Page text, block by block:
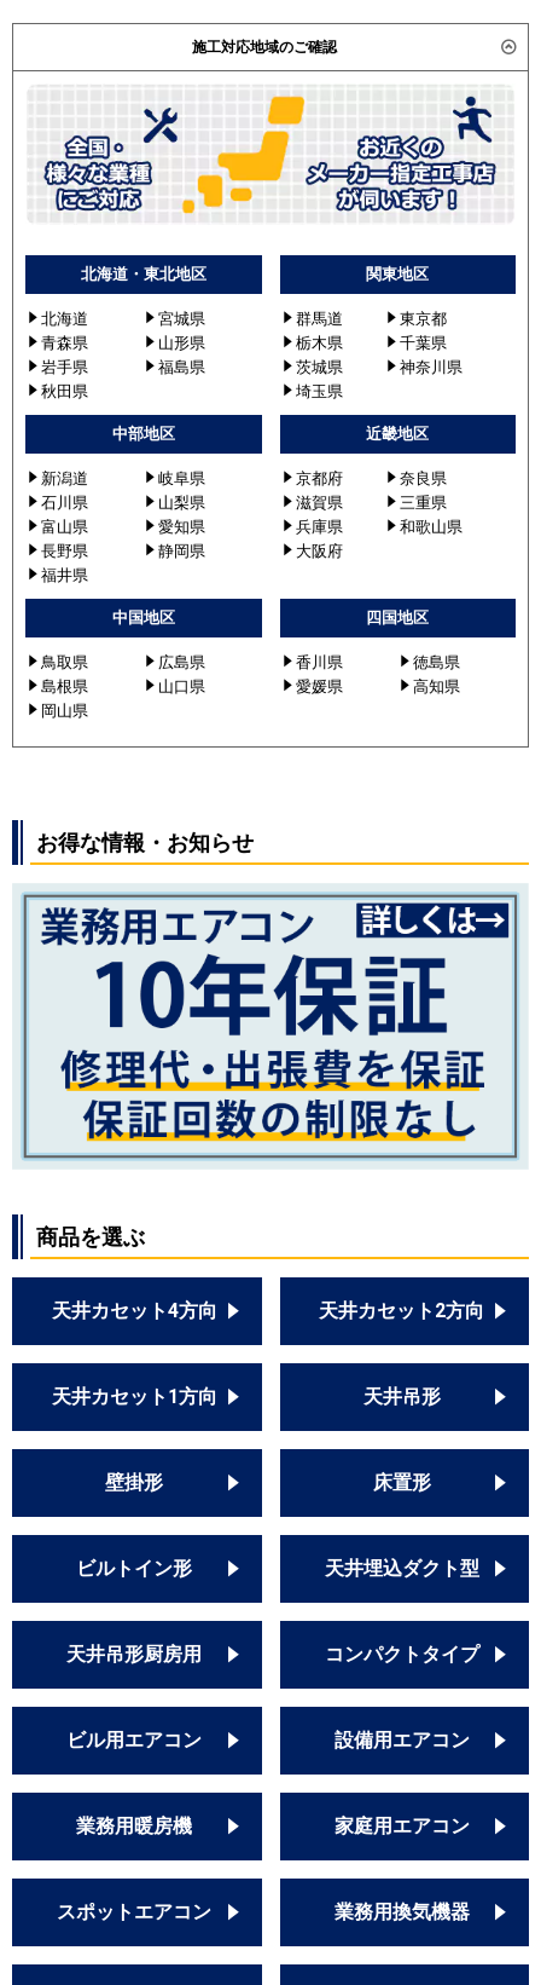
施工対応地域のご確認
北海道・東北地区
北海道
宮城県
青森県
山形県
岩手県
福島県
秋田県
関東地区
群馬道
東京都
栃木県
千葉県
茨城県
神奈川県
埼玉県
中部地区
新潟道
岐阜県
石川県
山梨県
富山県
愛知県
長野県
静岡県
福井県
近畿地区
京都府
奈良県
滋賀県
三重県
兵庫県
和歌山県
大阪府
中国地区
鳥取県
広島県
島根県
山口県
岡山県
四国地区
香川県
徳島県
愛媛県
高知県
お得な情報・お知らせ
商品を選ぶ
天井カセット4方向 天井カセット2方向
天井カセット1方向 天井吊形
壁掛形 床置形
ビルトイン形 天井埋込ダクト型
天井吊形厨房用 コンパクトタイプ
ビル用エアコン 設備用エアコン
業務用暖房機 家庭用エアコン
スポットエアコン 業務用換気機器